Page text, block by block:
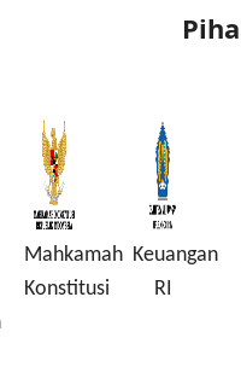
Mahkamah
Konstitusi
Keuangan
RI